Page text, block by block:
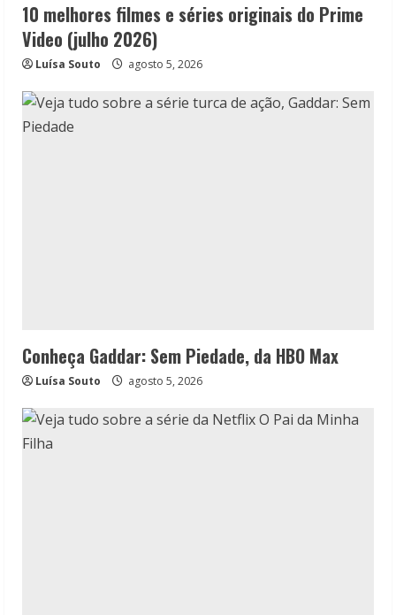
10 melhores filmes e séries originais do Prime
Video (julho 2026)
Luísa Souto agosto 5, 2026
Conheça Gaddar: Sem Piedade, da HBO Max
Luísa Souto agosto 5, 2026